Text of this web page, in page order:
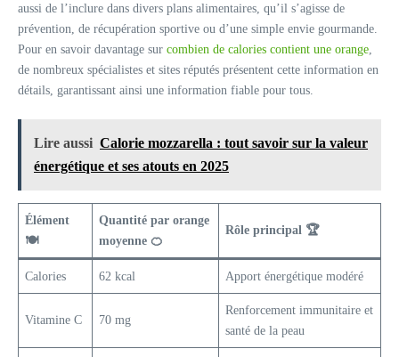
aussi de l’inclure dans divers plans alimentaires, qu’il s’agisse de
prévention, de récupération sportive ou d’une simple envie gourmande.
Pour en savoir davantage sur combien de calories contient une orange,
de nombreux spécialistes et sites réputés présentent cette information en
détails, garantissant ainsi une information fiable pour tous.
Lire aussi Calorie mozzarella : tout savoir sur la valeur
énergétique et ses atouts en 2025
Élément
🍽️
Quantité par orange
moyenne 🍊
Rôle principal 🏆
Calories 62 kcal Apport énergétique modéré
Vitamine C 70 mg
Renforcement immunitaire et
santé de la peau